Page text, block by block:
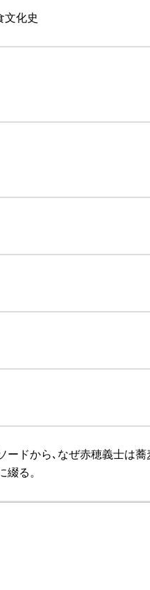
文化史
ードから､なぜ赤穂義士は
綴る。